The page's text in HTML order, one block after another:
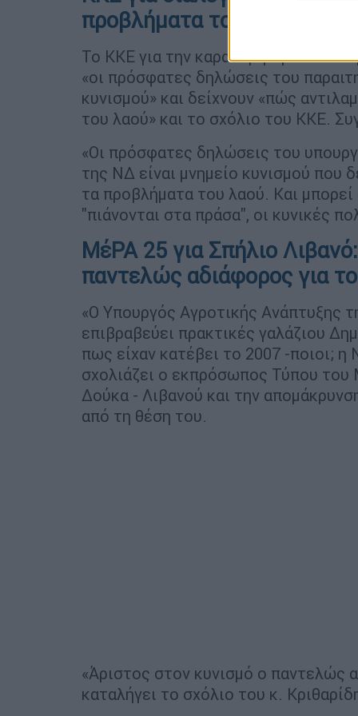
προβλήματα του λαού»
Το ΚΚΕ για την καρατόμηση του
«οι πρόσφατες δηλώσεις του
κυνισμού» και δείχνουν «πώς
του λαού» και το σχόλιο του ΚΚΕ.
«Οι πρόσφατες δηλώσεις του
της ΝΔ είναι μνημείο κυνισμού που
τα προβλήματα του λαού. Και μπορεί
"πιάνονται στα πράσα", οι κυνικές
ΜέΡΑ 25 για Σπήλιο
παντελώς αδιάφορος για
«O Υπουργός Αγροτικής Ανάπτυξης
επιβραβεύει πρακτικές γαλάζιου
πως είχαν κατέβει το 2007 -ποιοι;
σχολιάζει ο εκπρόσωπος Τύπου του
Δούκα - Λιβανού και την
από τη θέση του.
«Άριστος στον κυνισμό ο παντελώς
καταλήγει το σχόλιο του κ.